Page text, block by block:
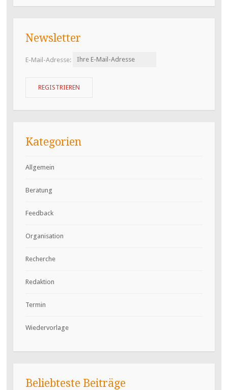
Newsletter
E-Mail-Adresse:
Kategorien
Allgemein
Beratung
Feedback
Organisation
Recherche
Redaktion
Termin
Wiedervorlage
Beliebteste Beiträge